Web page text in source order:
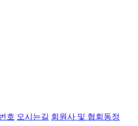
호 오시는길 회원사 및 협회동정